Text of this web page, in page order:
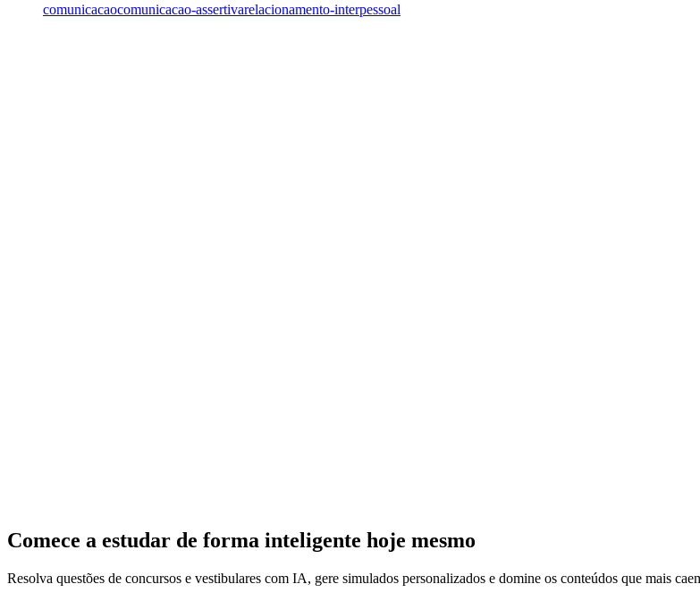
comunicacaocomunicacao-assertivarelacionamento-interpessoal
Comece a estudar de forma inteligente hoje mesmo
Resolva questões de concursos e vestibulares com IA, gere simulados personalizados e domine os conteúdos que mais